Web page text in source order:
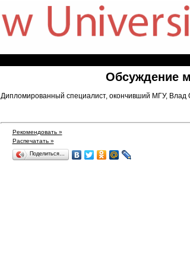
Обсуждение
Дипломированный специалист, окончивший МГУ, Влад
Рекомендовать »
Распечатать »
Поделиться…